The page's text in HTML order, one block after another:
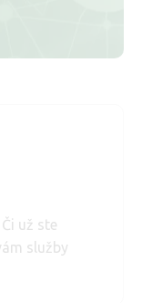
už ste
služby